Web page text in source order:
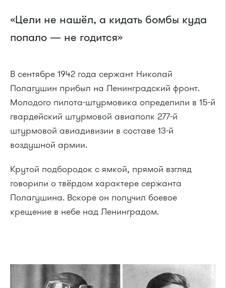
«Цели не нашёл, а кидать бомбы куда
попало — не годится»
В сентябре 1942 года сержант Николай
Полагушин прибыл на Ленинградский фронт.
Молодого пилота-штурмовика определили в 15-й
гвардейский штурмовой авиаполк 277-й
штурмовой авиадивизии в составе 13-й
воздушной армии.
Крутой подбородок с ямкой, прямой взгляд
говорили о твёрдом характере сержанта
Полагушина. Вскоре он получил боевое
крещение в небе над Ленинградом.